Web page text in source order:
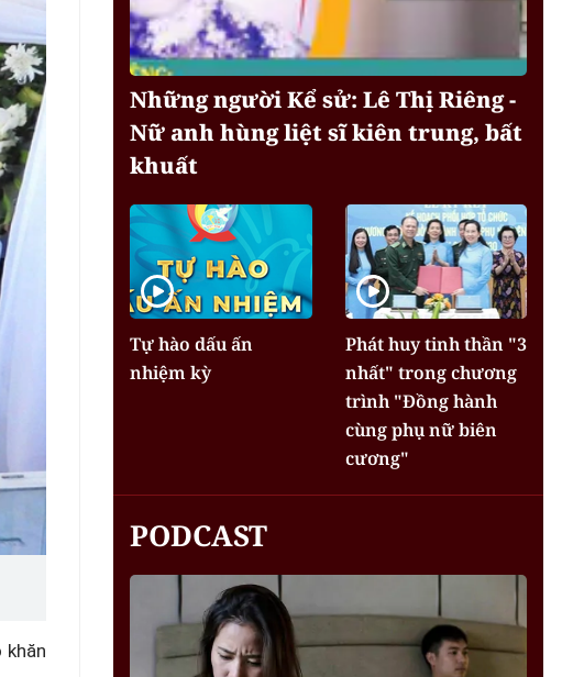
Những người Kể sử: Lê Thị Riêng -
Nữ anh hùng liệt sĩ kiên trung, bất
khuất
Tự hào dấu ấn
nhiệm kỳ
Phát huy tinh thần "3
nhất" trong chương
trình "Đồng hành
cùng phụ nữ biên
cương"
PODCAST